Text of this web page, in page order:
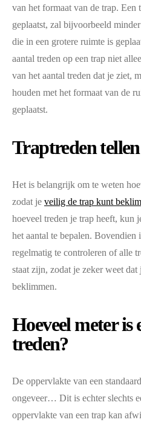
van het formaat van de trap.
geplaatst, zal bijvoorbeeld
die in een grotere ruimte is
aantal treden op een trap niet
van het aantal treden dat je ziet,
houden met het formaat van de
geplaatst.
Traptreden tellen
Het is belangrijk om te weten
zodat je veilig de trap kunt
hoeveel treden je trap heeft, kun
het aantal te bepalen. Bovendien
regelmatig te controleren of alle
staat zijn, zodat je zeker weet
beklimmen.
Hoeveel meter is
treden?
De oppervlakte van een
ongeveer… Dit is echter slechts
oppervlakte van een trap kan